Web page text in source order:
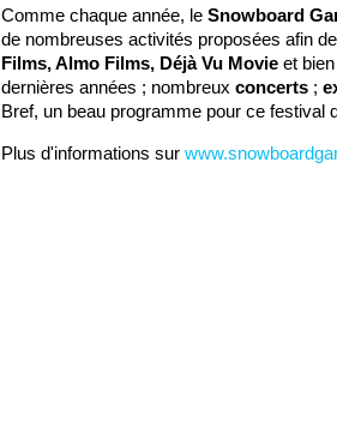
Comme chaque année, le Snowboard
de nombreuses activités proposées afin
Films, Almo Films, Déjà Vu Movie et
dernières années ; nombreux concerts ;
Bref, un beau programme pour ce festival
Plus d'informations sur